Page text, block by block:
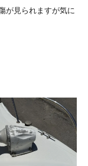
が見られますが気に